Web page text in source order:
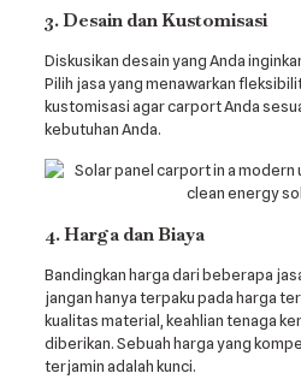
3. Desain dan Kustomisasi
Diskusikan desain yang Anda
Pilih jasa yang menawarkan
kustomisasi agar carport Anda
kebutuhan Anda.
4. Harga dan Biaya
Bandingkan harga dari beberapa
jangan hanya terpaku pada harga
kualitas material, keahlian tenaga
diberikan. Sebuah harga yang
terjamin adalah kunci.